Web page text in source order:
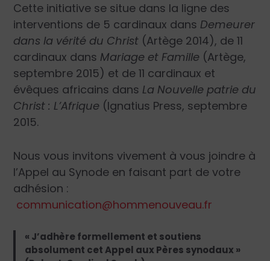
Cette initiative se situe dans la ligne des
interventions de 5 cardinaux dans Demeurer
dans la vérité du Christ (Artège 2014), de 11
cardinaux dans Mariage et Famille (Artège,
septembre 2015) et de 11 cardinaux et
évêques africains dans La Nouvelle patrie du
Christ : L’Afrique (Ignatius Press, septembre
2015.
Nous vous invitons vivement à vous joindre à
l’Appel au Synode en faisant part de votre
adhésion :
communication@hommenouveau.fr
« J’adhère formellement et soutiens
absolument cet Appel aux Pères synodaux »